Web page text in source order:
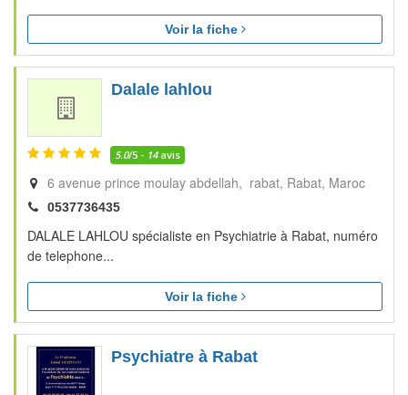
Voir la fiche
Dalale lahlou
5.0/5 - 14avis
6 avenue prince moulay abdellah, rabat Rabat Maroc
0537736435
DALALE LAHLOU spécialiste en Psychiatrie à Rabat, numéro
de telephone...
Voir la fiche
Psychiatre à Rabat